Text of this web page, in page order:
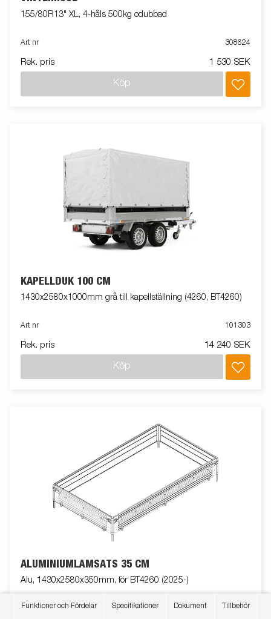
Funktioner och Fördelar Specifikationer Dokument Tillbehör
155/80R13" XL, 4-håls 500kg odubbad
Art nr 308624
Rek. pris 1 530 SEK
Köp
KAPELLDUK 100 CM
1430x2580x1000mm grå till kapellställning (4260, BT4260)
Art nr 101303
Rek. pris 14 240 SEK
Köp
ALUMINIUMLÄMSATS 35 CM
Alu, 1430x2580x350mm, för BT4260 (2025-)
Art nr 317967